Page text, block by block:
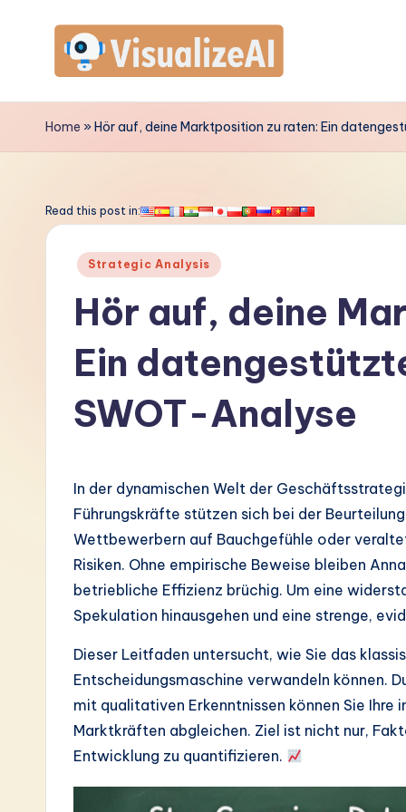
contentV
is
a
m
Home »Hör auf, deine Marktposition zu raten: Ein
Read this post in:
Posted
Strategic Analysis
Hör auf, deine
Ein
SWOT-Analyse
In der dynamischen Welt der
Führungskräfte stützen sich bei der
Wettbewerbern auf Bauchgefühle oder
Risiken. Ohne empirische Beweise bleiben
betriebliche Effizienz brüchig. Um eine
Spekulation hinausgehen und eine strenge,
Dieser Leitfaden untersucht, wie Sie das
Entscheidungsmaschine verwandeln können.
mit qualitativen Erkenntnissen können Sie
Marktkräften abgleichen. Ziel ist nicht nur,
Entwicklung zu quantifizieren.